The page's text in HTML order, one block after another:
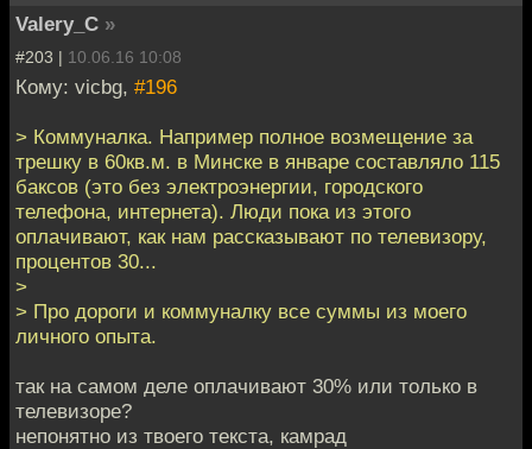
Valery_C »
#203 | 10.06.16 10:08
Кому: vicbg, #196
> Коммуналка. Например полное возмещение за
трешку в 60кв.м. в Минске в январе составляло 115
баксов (это без электроэнергии, городского
телефона, интернета). Люди пока из этого
оплачивают, как нам рассказывают по телевизору,
процентов 30...
>
> Про дороги и коммуналку все суммы из моего
личного опыта.
так на самом деле оплачивают 30% или только в
телевизоре?
непонятно из твоего текста, камрад